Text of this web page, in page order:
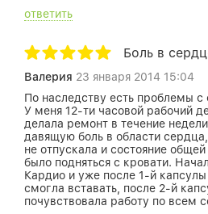
ответить
Боль в
Валерия 23 января 2014 15:04
По наследству есть проблемы
У меня 12-ти часовой рабочий
делала ремонт в течение
давящую боль в области
не отпускала и состояние
было подняться с кровати.
Кардио и уже после 1-й капсулы
смогла вставать, после 2-й
почувствовала работу по всем